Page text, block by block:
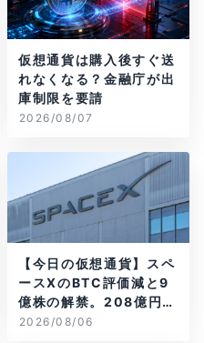
仮想通貨は購入後すぐ送
れなくなる？金融庁が出
庫制限を要請
2026/08/07
【今日の仮想通貨】スペ
ースXのBTC評価減と9
億株の解禁。208億円相
当のBTCが盗難
2026/08/06